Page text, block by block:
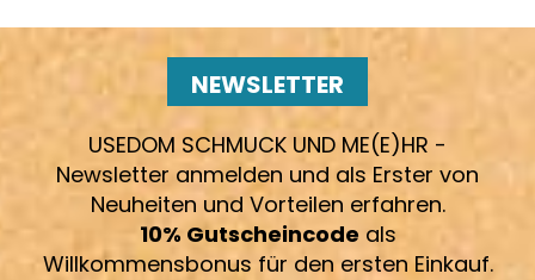
NEWSLETTER
USEDOM SCHMUCK UND ME(E)HR -
Newsletter anmelden und als Erster von
Neuheiten und Vorteilen erfahren.
10% Gutscheincode als
Willkommensbonus für den ersten Einkauf.